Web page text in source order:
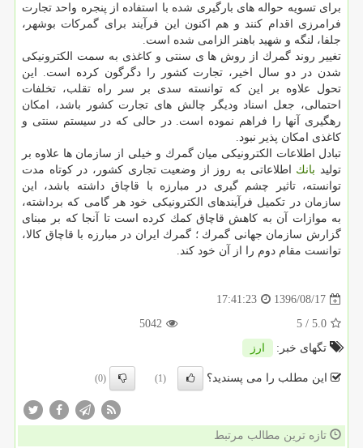
برای تسویه حواله های بارگیری شده با استفاده از پنجره واحد تجارت
فرامرزی اقدام كنند و هم اكنون این فرآیند برای گمركات بوشهر،
جلفا، لنگه و شهید باهنر الزامی شده است.
️تغییر روند گمرك از روش ها ی سنتی و كاغذی به سمت الكترونیكی
شدن در دو سال اخیر، تجارت كشور را دگرگون كرده است. این
تحول علاوه بر این كه توانسته سدی بر سر راه تقلب، تخلفات
احتمالی، جعل اسناد ودیگر چالش های تجارت كشور باشد، امكان
رهگیری آنها را فراهم نموده است. در حالی كه در سیستم سنتی و
كاغذی امكان پذیر نبود.
️تبادل اطلاعات الكترونیكی میان گمرك و خیلی از سازمان ها علاوه بر
تولید بانك اطلاعاتی به روز از وضعیت تجاری كشور، در كوتاه مدت
توانسته، تاثیر چشم گیری در مبارزه با قاچاق داشته باشد، این
سازمان در تكمیل فرآیندهای الكترونیكی خود هر گامی كه برداشته،
به موازات آن به كاهش قاچاق كمك كرده است تا آنجا كه بر مبنای
گزارش سازمان جهانی گمرك ؛ گمرك ایران در مبارزه با قاچاق كالا،
توانست مقام دوم را از آن خود كند.
1396/08/17
17:41:23
5.0
/ 5
5042
تگهای خبر:
ارز
این مطلب را می پسندید؟ (1)
(0)
تازه ترین مطالب مرتبط